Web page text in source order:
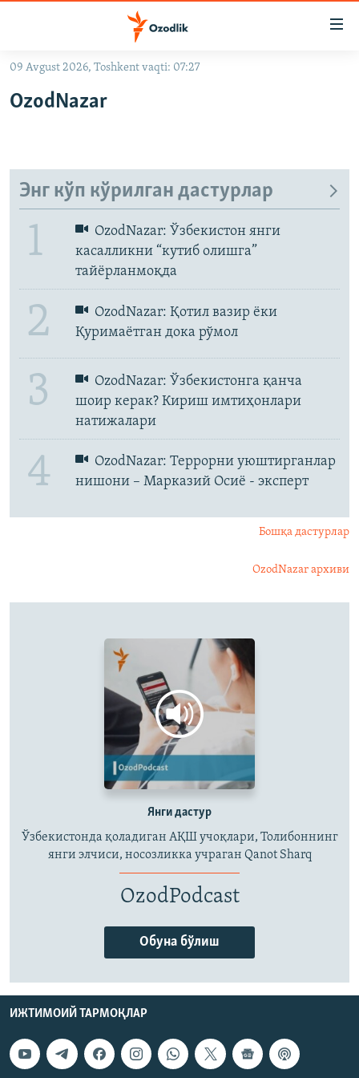
Асосий
На русском
ИЖТИМОИЙ ТАРМОҚЛАР
Озодлик бошқа тилларда
09 Avgust 2026, Toshkent vaqti: 07:27
OzodNazar
Энг кўп кўрилган дастурлар
1
OzodNazar: Ўзбекистон янги
касалликни “кутиб олишга”
тайёрланмоқда
2
OzodNazar: Қотил вазир ёки
Қуримаётган дока рўмол
3
OzodNazar: Ўзбекистонга қанча
шоир керак? Кириш имтиҳонлари
натижалари
4
OzodNazar: Террорни уюштирганлар
нишони – Марказий Осиё - эксперт
Бошқа дастурлар
OzodNazar архиви
Янги дастур
Ўзбекистонда қоладиган АҚШ учоқлари, Толибоннинг
янги элчиси, носозликка учраган Qanot Sharq
OzodPodcast
Обуна бўлиш
YouTube
Обуна бўлиш
ИЖТИМОИЙ ТАРМОҚЛАР